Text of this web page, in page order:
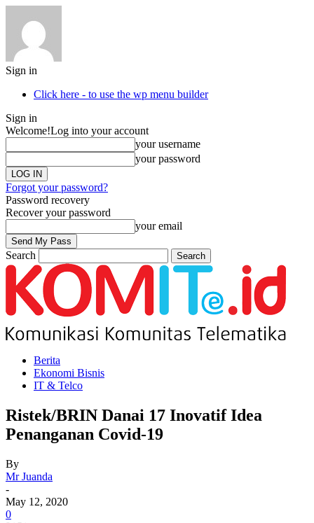
Sign in
Click here - to use the wp menu builder
Sign in
Welcome!Log into your account
your username
your password
Forgot your password?
Password recovery
Recover your password
your email
Search
Berita
Ekonomi Bisnis
IT & Telco
Ristek/BRIN Danai 17 Inovatif Idea
Penanganan Covid-19
By
Mr Juanda
-
May 12, 2020
0